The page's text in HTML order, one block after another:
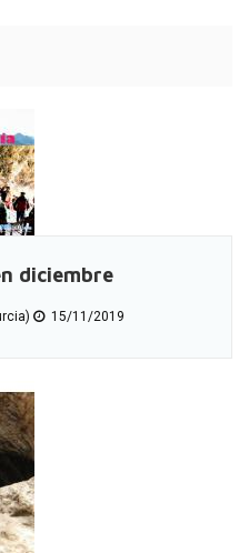
diciembre
15/11/2019